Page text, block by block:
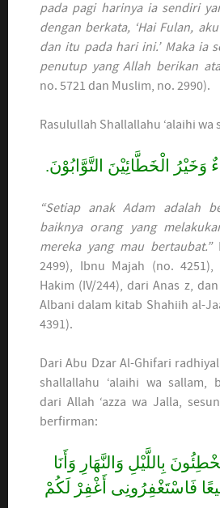
pada pagi harinya ia sendiri
dengan berkata, ‘Hai Fulan,
dan itu pada hari ini.’ Maka ia
penutup yang Allah berikan
no. 5721 dan Muslim, no. 2990).
Rasulullah Shallallahu ‘alaihi wa
الْخَطَّائِيْنَ التَّوَّابُوْنَ.
“Setiap anak Adam adalah
baiknya orang yang
mereka yang mau bertaubat.”
2499), Ibnu Majah (no. 4251),
Hakim (IV/244), dari Anas z,
Albani dalam kitab Shahiih al-
4391).
Dari Abu Dzar Al-Ghifari
shallallahu ‘alaihi wa sallam,
dari Allah ‘azza wa Jalla,
berfirman:
بِاللَّيْلِ وَالنَّهَارِ وَأَنَا
فَاسْتَغْفِرُونِى أَغْفِرْ لَكُمْ